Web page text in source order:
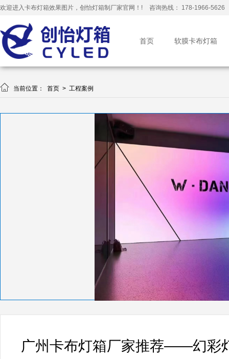
欢迎进入卡布灯箱效果图片，创怡灯箱制厂家官网！! 咨询热线： 178-1966-5626
首页 软膜卡布灯箱
 当前位置： 首页 > 工程案例
广州卡布灯箱厂家推荐——幻彩